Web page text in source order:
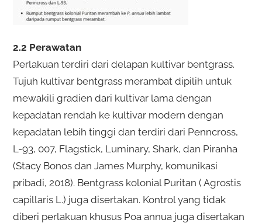
2.2 Perawatan
Perlakuan terdiri dari delapan kultivar bentgrass.
Tujuh kultivar bentgrass merambat dipilih untuk
mewakili gradien dari kultivar lama dengan
kepadatan rendah ke kultivar modern dengan
kepadatan lebih tinggi dan terdiri dari Penncross,
L-93, 007, Flagstick, Luminary, Shark, dan Piranha
(Stacy Bonos dan James Murphy, komunikasi
pribadi, 2018). Bentgrass kolonial Puritan ( Agrostis
capillaris L.) juga disertakan. Kontrol yang tidak
diberi perlakuan khusus Poa annua juga disertakan